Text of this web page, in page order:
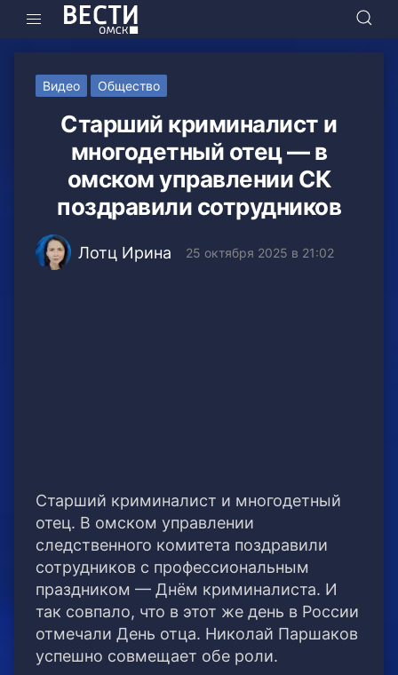
Видео Общество
Старший криминалист и
многодетный отец — в
омском управлении СК
поздравили сотрудников
Лотц Ирина 25 октября 2025 в 21:02
Старший криминалист и многодетный
отец. В омском управлении
следственного комитета поздравили
сотрудников с профессиональным
праздником — Днём криминалиста. И
так совпало, что в этот же день в России
отмечали День отца. Николай Паршаков
успешно совмещает обе роли.